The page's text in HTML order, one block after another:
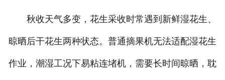
秋收天气多变，花生采收时常遇到新鲜湿花生、
晾晒后干花生两种状态。普通摘果机无法适配湿花生
作业，潮湿工况下易粘连堵机，需要长时间晾晒，耽